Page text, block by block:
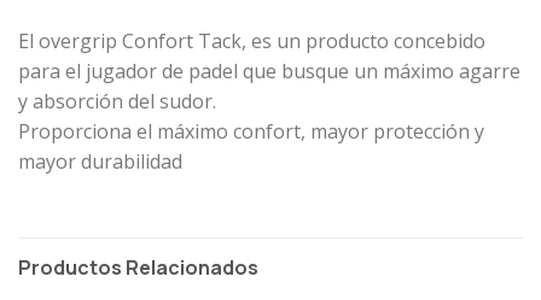
El overgrip Confort Tack, es un producto concebido
para el jugador de padel que busque un máximo agarre
y absorción del sudor.
Proporciona el máximo confort, mayor protección y
mayor durabilidad
Productos Relacionados